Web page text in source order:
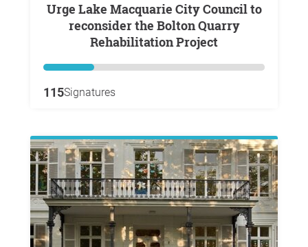
Urge Lake Macquarie City Council to
reconsider the Bolton Quarry
Rehabilitation Project
115Signatures